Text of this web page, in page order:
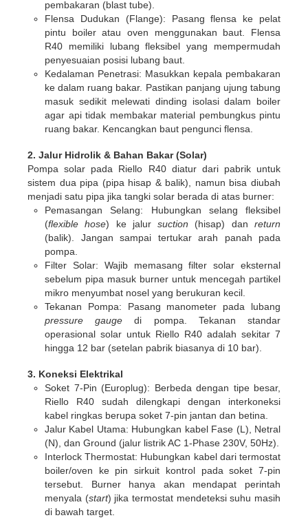
pembakaran (blast tube).
Flensa Dudukan (Flange): Pasang flensa ke pelat
pintu boiler atau oven menggunakan baut. Flensa
R40 memiliki lubang fleksibel yang mempermudah
penyesuaian posisi lubang baut.
Kedalaman Penetrasi: Masukkan kepala pembakaran
ke dalam ruang bakar. Pastikan panjang ujung tabung
masuk sedikit melewati dinding isolasi dalam boiler
agar api tidak membakar material pembungkus pintu
ruang bakar. Kencangkan baut pengunci flensa.
2. Jalur Hidrolik & Bahan Bakar (Solar)
Pompa solar pada Riello R40 diatur dari pabrik untuk
sistem dua pipa (pipa hisap & balik), namun bisa diubah
menjadi satu pipa jika tangki solar berada di atas burner:
Pemasangan Selang: Hubungkan selang fleksibel
(flexible hose) ke jalursuction (hisap) danreturn
(balik). Jangan sampai tertukar arah panah pada
pompa.
Filter Solar: Wajib memasang filter solar eksternal
sebelum pipa masuk burner untuk mencegah partikel
mikro menyumbat nosel yang berukuran kecil.
Tekanan Pompa: Pasang manometer pada lubang
pressure gauge di pompa. Tekanan standar
operasional solar untuk Riello R40 adalah sekitar 7
hingga 12 bar (setelan pabrik biasanya di 10 bar).
3. Koneksi Elektrikal
Soket 7-Pin (Europlug): Berbeda dengan tipe besar,
Riello R40 sudah dilengkapi dengan interkoneksi
kabel ringkas berupa soket 7-pin jantan dan betina.
Jalur Kabel Utama: Hubungkan kabel Fase (L), Netral
(N), dan Ground (jalur listrik AC 1-Phase 230V, 50Hz).
Interlock Thermostat: Hubungkan kabel dari termostat
boiler/oven ke pin sirkuit kontrol pada soket 7-pin
tersebut. Burner hanya akan mendapat perintah
menyala (start) jika termostat mendeteksi suhu masih
di bawah target.